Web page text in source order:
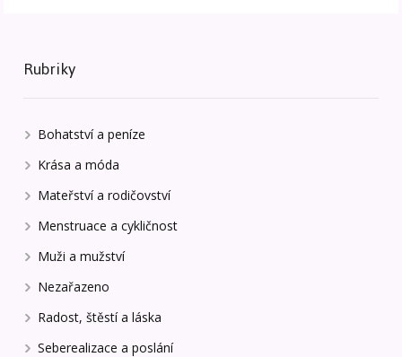
Rubriky
Bohatství a peníze
Krása a móda
Mateřství a rodičovství
Menstruace a cykličnost
Muži a mužství
Nezařazeno
Radost, štěstí a láska
Seberealizace a poslání